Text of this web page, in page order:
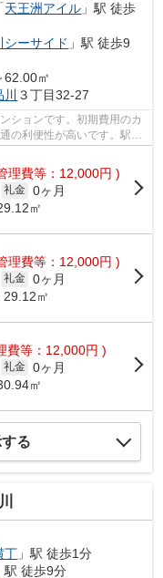
「天王洲アイル 」駅 徒歩
シーサイド 」駅 徒歩9
62.00㎡
３丁目32-27
ションです。初期費用のカ
の利便性が高いです。駅か
理費等：12,000円 )
礼金 0ヶ月
㎡
理費等：12,000円 )
礼金 0ヶ月
29.12㎡
費等：12,000円 )
礼金 0ヶ月
㎡
る
丁 」駅 徒歩1分
駅 徒歩9分